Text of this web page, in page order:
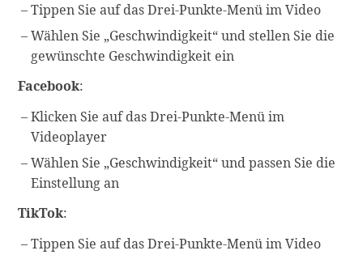
Tippen Sie auf das Drei-Punkte-Menü im Video
Wählen Sie „Geschwindigkeit“ und stellen Sie die
gewünschte Geschwindigkeit ein
Facebook:
Klicken Sie auf das Drei-Punkte-Menü im
Videoplayer
Wählen Sie „Geschwindigkeit“ und passen Sie die
Einstellung an
TikTok:
Tippen Sie auf das Drei-Punkte-Menü im Video